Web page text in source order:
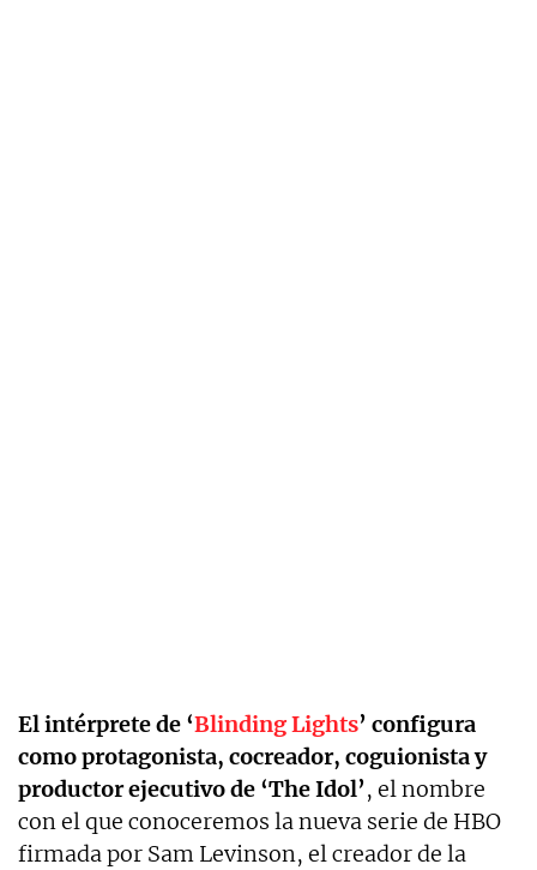
El intérprete de ‘Blinding Lights’ configura
como protagonista, cocreador, coguionista y
productor ejecutivo de ‘The Idol’, el nombre
con el que conoceremos la nueva serie de HBO
firmada por Sam Levinson, el creador de la